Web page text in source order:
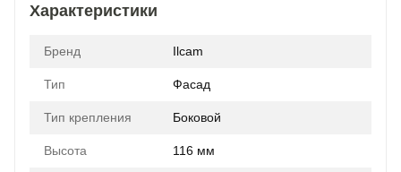
Характеристики
Бренд Ilcam
Тип Фасад
Тип крепления Боковой
Высота 116 мм